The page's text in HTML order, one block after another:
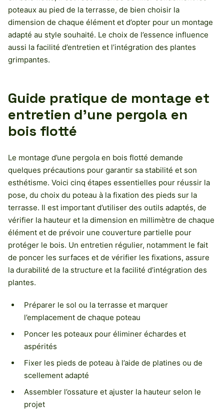
poteaux au pied de la terrasse, de bien choisir la
dimension de chaque élément et d’opter pour un montage
adapté au style souhaité. Le choix de l’essence influence
aussi la facilité d’entretien et l’intégration des plantes
grimpantes.
Guide pratique de montage et
entretien d’une pergola en
bois flotté
Le montage d’une pergola en bois flotté demande
quelques précautions pour garantir sa stabilité et son
esthétisme. Voici cinq étapes essentielles pour réussir la
pose, du choix du poteau à la fixation des pieds sur la
terrasse. Il est important d’utiliser des outils adaptés, de
vérifier la hauteur et la dimension en millimètre de chaque
élément et de prévoir une couverture partielle pour
protéger le bois. Un entretien régulier, notamment le fait
de poncer les surfaces et de vérifier les fixations, assure
la durabilité de la structure et la facilité d’intégration des
plantes.
Préparer le sol ou la terrasse et marquer
l’emplacement de chaque poteau
Poncer les poteaux pour éliminer échardes et
aspérités
Fixer les pieds de poteau à l’aide de platines ou de
scellement adapté
Assembler l’ossature et ajuster la hauteur selon le
projet